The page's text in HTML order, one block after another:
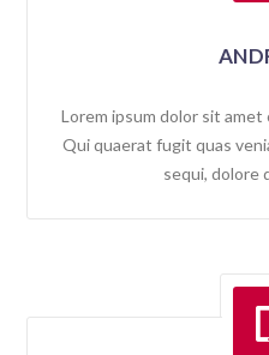
Lorem ipsum dolor sit
Qui quaerat fugit quas
sequi, dolore